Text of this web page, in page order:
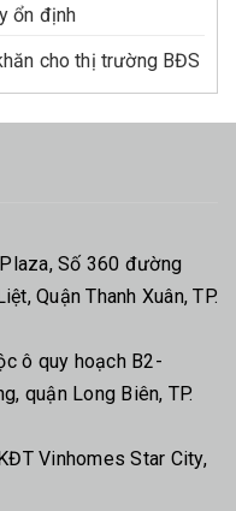
ổn định
cho thị trường BĐS
Số 360 đường
Quận Thanh Xuân, TP.
ô quy hoạch B2-
quận Long Biên, TP.
Vinhomes Star City,